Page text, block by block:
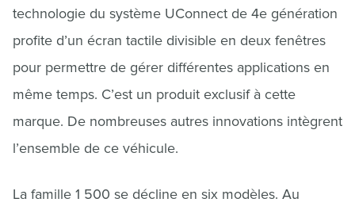
technologie du système UConnect de 4e génération
profite d’un écran tactile divisible en deux fenêtres
pour permettre de gérer différentes applications en
même temps. C’est un produit exclusif à cette
marque. De nombreuses autres innovations intègrent
l’ensemble de ce véhicule.
La famille 1 500 se décline en six modèles. Au